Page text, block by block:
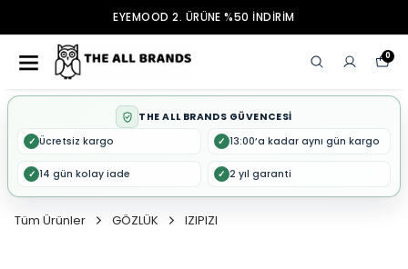
EYEMOOD 2. ÜRÜNE %50 İNDİRİM
0
THE ALL BRANDS GÜVENCESİ
✓ Ücretsiz kargo ✓ 13:00’a kadar aynı gün kargo
✓ 14 gün kolay iade ✓ 2 yıl garanti
Tüm Ürünler GÖZLÜK IZIPIZI